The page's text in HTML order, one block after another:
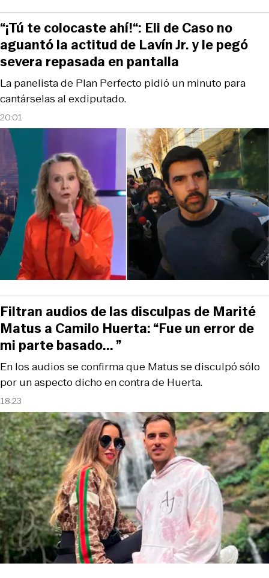
20:01
La panelista de Plan Perfecto pidió un minuto para
cantárselas al exdiputado.
“¡Tú te colocaste ahí!“: Eli de Caso no
aguantó la actitud de Lavín Jr. y le pegó
severa repasada en pantalla
18:23
En los audios se confirma que Matus se disculpó sólo
por un aspecto dicho en contra de Huerta.
Filtran audios de las disculpas de Marité
Matus a Camilo Huerta: “Fue un error de
mi parte basado... ”